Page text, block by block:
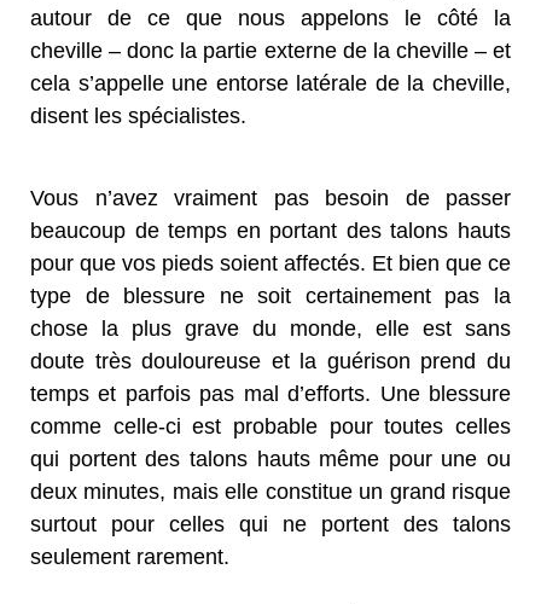
autour de ce que nous appelons le côté la
cheville – donc la partie externe de la cheville – et
cela s’appelle une entorse latérale de la cheville,
disent les spécialistes.
Vous n’avez vraiment pas besoin de passer
beaucoup de temps en portant des talons hauts
pour que vos pieds soient affectés. Et bien que ce
type de blessure ne soit certainement pas la
chose la plus grave du monde, elle est sans
doute très douloureuse et la guérison prend du
temps et parfois pas mal d’efforts. Une blessure
comme celle-ci est probable pour toutes celles
qui portent des talons hauts même pour une ou
deux minutes, mais elle constitue un grand risque
surtout pour celles qui ne portent des talons
seulement rarement.